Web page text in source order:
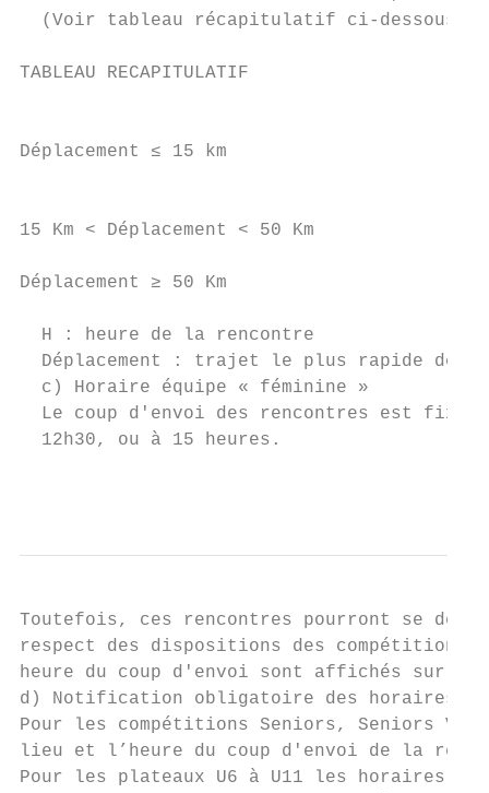
  (Voir tableau récapitulatif ci-dessous).
TABLEAU RECAPITULATIF
Déplacement ≤ 15 km
15 Km < Déplacement < 50 Km
Déplacement ≥ 50 Km
  H : heure de la rencontre
Déplacement : trajet le plus rapide de
  c) Horaire équipe « féminine »
Le coup d'envoi des rencontres est fixé
  12h30, ou à 15 heures.
Toutefois, ces rencontres pourront se
respect des dispositions des
heure du coup d'envoi sont affichés sur
d) Notification obligatoire des horaires
Pour les compétitions Seniors, Seniors
lieu et l’heure du coup d'envoi de la
Pour les plateaux U6 à U11 les horaires